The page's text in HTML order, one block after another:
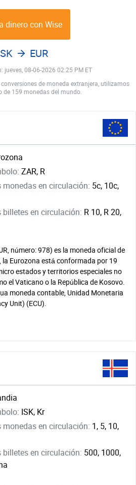
dinero con Wise
08-06-2026 02:25 PM ET
EUR
de moneda extranjera, utilizamos
159 monedas del mundo.
ZAR, R
en circulación: 5c, 10c,
en circulación: R 10, R 20,
número: 978) es la moneda oficial de
Eurozona está conformada por 19
estados y territorios especiales no
el Vaticano o la República de Kosovo.
moneda contable, Unidad Monetaria
Unit) (ECU).
ISK, Kr
en circulación: 1, 5, 10,
en circulación: 500, 1000,